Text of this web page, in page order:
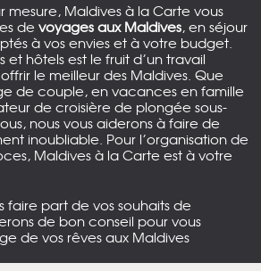
mesure, Maldives à la Carte vous
de voyages aux Maldives, en séjour
à vos envies et à votre budget.
et hôtels est le fruit d’un travail
le meilleur des Maldives. Que
de couple, en vacances en famille
de croisière de plongée sous-
nous vous aiderons à faire de
inoubliable. Pour l’organisation de
Maldives à la Carte est à votre
faire part de vos souhaits de
de bon conseil pour vous
de vos rêves aux Maldives